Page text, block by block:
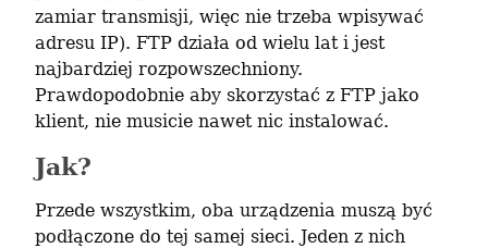
zamiar transmisji, więc nie trzeba wpisywać
adresu IP). FTP działa od wielu lat i jest
najbardziej rozpowszechniony.
Prawdopodobnie aby skorzystać z FTP jako
klient, nie musicie nawet nic instalować.
Jak?
Przede wszystkim, oba urządzenia muszą być
podłączone do tej samej sieci. Jeden z nich